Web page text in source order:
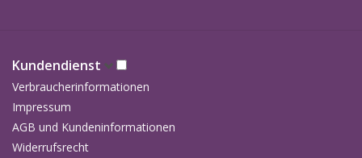
Kundendienst
Verbraucherinformationen
Impressum
AGB und Kundeninformationen
Widerrufsrecht